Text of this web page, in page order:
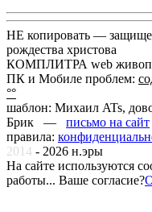
НЕ копировать —
рождества христова
КОМПЛИТРА web
ПК и Мобиле проблем:
°°
шаблон: Михаил ATs,
Брик — письмо на сайт
правила:
2014 - 2026 н.эры
На сайте используются
работы... Ваше согласие?